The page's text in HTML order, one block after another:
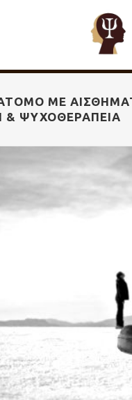
ΜΕ
ΨΥΧΟΘΕΡΑΠΕΊΑ